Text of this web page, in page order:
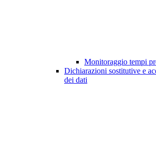
Monitoraggio tempi
Dichiarazioni sostitutive e
dei dati